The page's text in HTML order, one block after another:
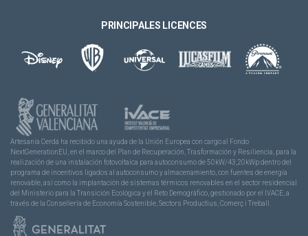
PRINCIPALES LICENCES
Artesanía Cerdá ha recibido una ayuda de la Unión Europea con cargo al Fondo
NextGenerationEU, en el marco del Plan de Recuperación, Trasformación y Resiliencia, para la
realización de una instalación fotovoltaica para autoconsumo de 50kW/43,20kWp dentro del
programa de incentivos ligados al autoconsumo y almacenamiento, con fuentes de energía
renovable, así como la implantación de sistemas térmicos renovables en el sector residencial
del Ministerio para la Transición Ecológica y el Reto Demográfico, gestionado por el IVACE, a
través de la Consellería de Economía Sostenible, Sectors Productius, Comerç i Treball.